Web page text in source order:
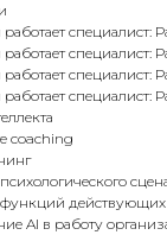
специалист:
специалист:
специалист:
специалист:
coaching
действующих
AI в работу